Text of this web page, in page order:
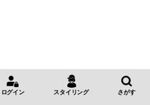
ログイン スタイリング さがす